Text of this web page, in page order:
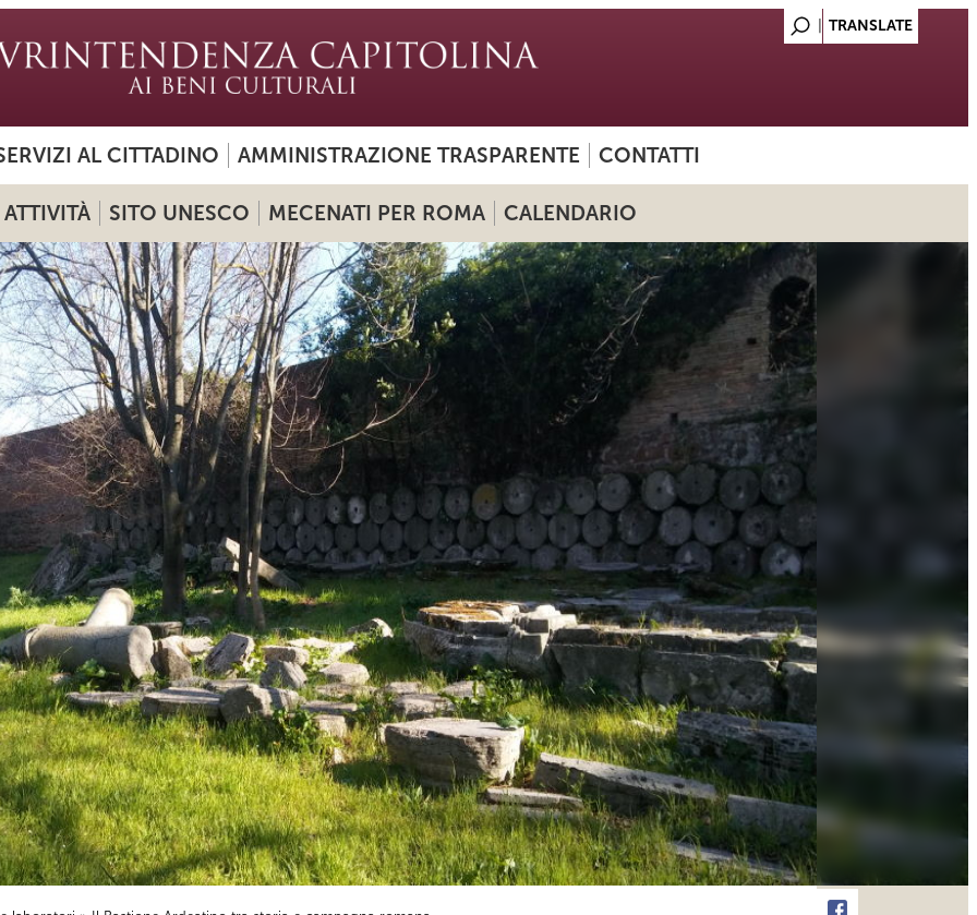
AL CITTADINO AMMINISTRAZIONE TRASPARENTE CONTATTI
ATTIVITÀ SITO UNESCO MECENATI PER ROMA CALENDARIO